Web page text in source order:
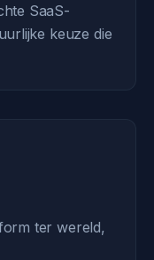
SaaS-
keuze die
ter wereld,